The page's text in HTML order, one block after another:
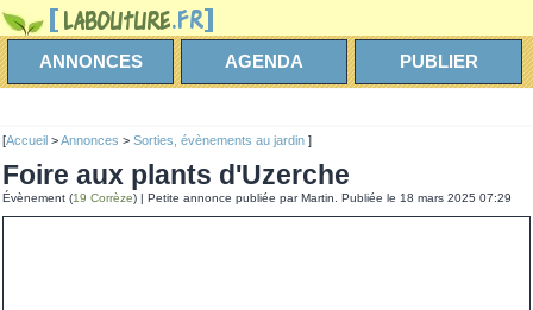
ANNONCES AGENDA PUBLIER
[Accueil >Annonces > Sorties, évènements au jardin ]
Foire aux plants d'Uzerche
Évènement (19 Corrèze) | Petite annonce publiée par Martin. Publiée le 18 mars 2025 07:29